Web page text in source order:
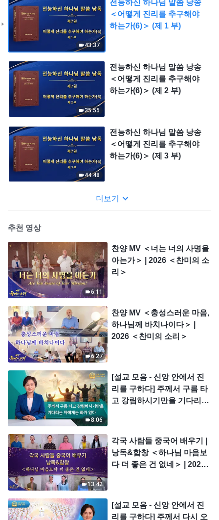
43:37
전능하신 하나님 말씀 낭송
＜어떻게 진리를 추구해야
하는가(6)＞ (제 1 부)
35:55
전능하신 하나님 말씀 낭송
＜어떻게 진리를 추구해야
하는가(6)＞ (제 2 부)
44:48
전능하신 하나님 말씀 낭송
＜어떻게 진리를 추구해야
하는가(6)＞ (제 3 부)
더보기
추천 영상
6:11
찬양 MV ＜너는 너의 사명을
아는가＞ | 2026 ＜찬미의 소
리＞
6:27
찬양 MV ＜충성스러운 마음,
하나님께 바치나이다＞ |
2026 ＜찬미의 소리＞
8:06
[설교 모음 - 신앙 안에서 진
리를 구하다] 주께서 구름 타
고 강림하시기만을 기다리는
13:42
각국 사람들 중국어 배우기 |
낭독&합창 ＜하나님 마음보
다 더 좋은 건 없네＞ | 2026
[설교 모음 - 신앙 안에서 진
리를 구하다] 주께서 다시 오